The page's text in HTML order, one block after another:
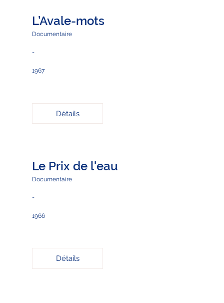
L’Avale-mots
Documentaire
-
1967
Détails
Le Prix de l'eau
Documentaire
-
1966
Détails